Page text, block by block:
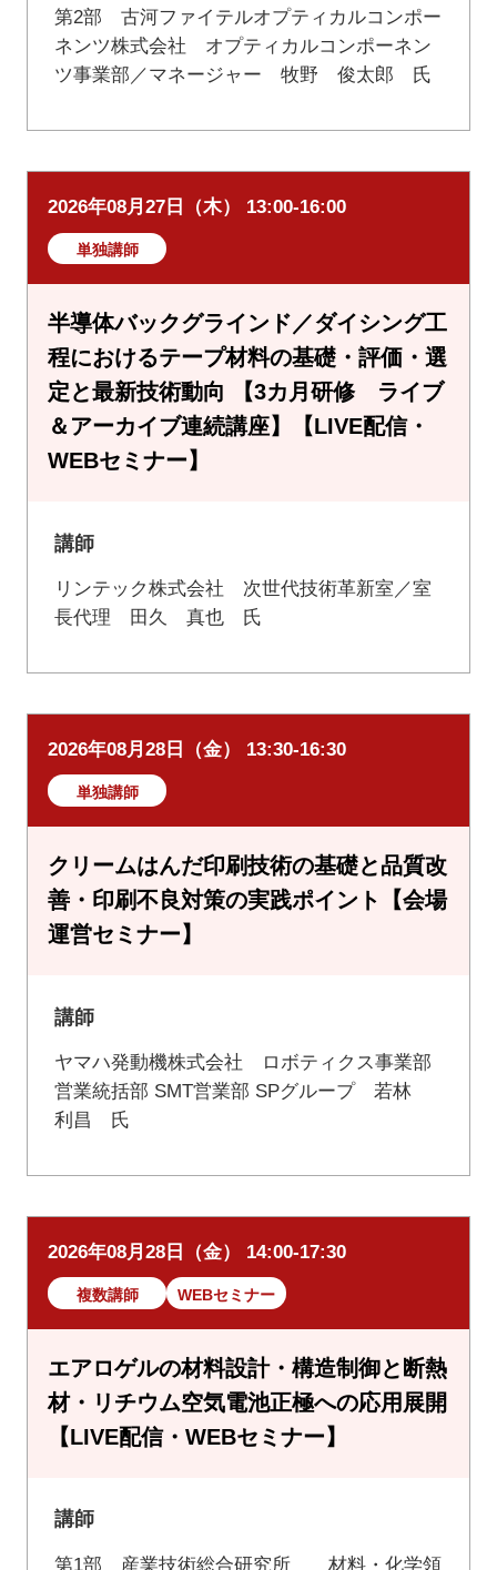
第2部 古河ファイテルオプティカルコンポー
ネンツ株式会社 オプティカルコンポーネン
ツ事業部／マネージャー 牧野 俊太郎 氏
2026年08月27日（木） 13:00-16:00
単独講師
半導体バックグラインド／ダイシング工
程におけるテープ材料の基礎・評価・選
定と最新技術動向 【3カ月研修 ライブ
＆アーカイブ連続講座】【LIVE配信・
WEBセミナー】
講師
リンテック株式会社 次世代技術革新室／室
長代理 田久 真也 氏
2026年08月28日（金） 13:30-16:30
単独講師
クリームはんだ印刷技術の基礎と品質改
善・印刷不良対策の実践ポイント【会場
運営セミナー】
講師
ヤマハ発動機株式会社 ロボティクス事業部
営業統括部 SMT営業部 SPグループ 若林
利昌 氏
2026年08月28日（金） 14:00-17:30
複数講師 WEBセミナー
エアロゲルの材料設計・構造制御と断熱
材・リチウム空気電池正極への応用展開
【LIVE配信・WEBセミナー】
講師
第1部 産業技術総合研究所 材料・化学領